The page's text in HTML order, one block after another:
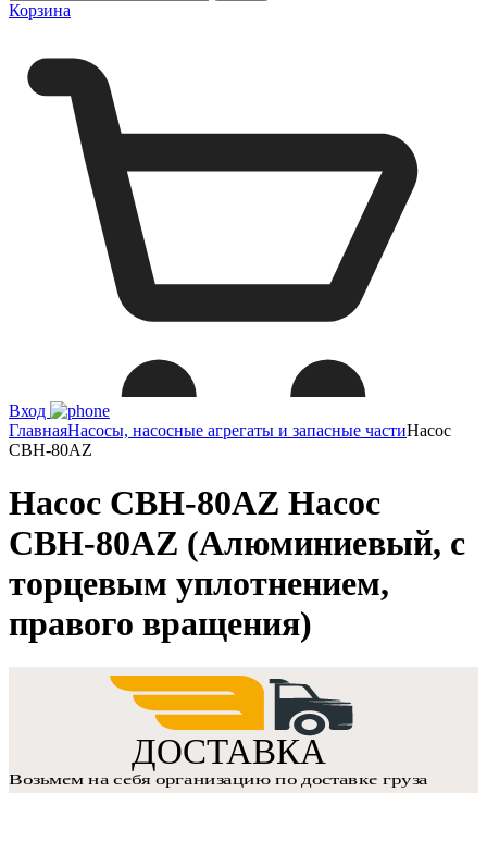
Корзина
Вход
ГлавнаяНасосы, насосные агрегаты и запасные частиНасос
СВН-80AZ
Насос СВН-80AZ Насос
СВН-80AZ (Алюминиевый, с
торцевым уплотнением,
правого вращения)